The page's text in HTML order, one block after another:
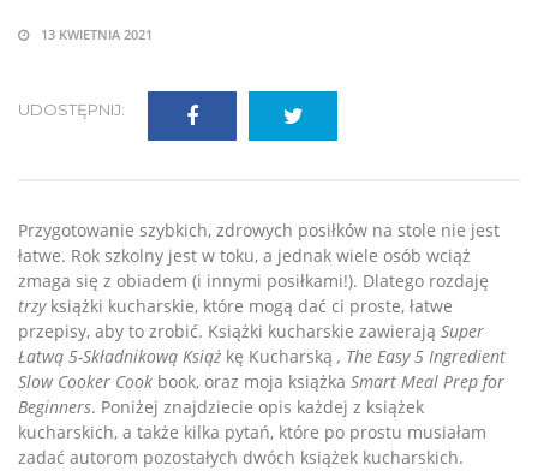
13 KWIETNIA 2021
UDOSTĘPNIJ:
Przygotowanie szybkich, zdrowych posiłków na stole nie jest
łatwe. Rok szkolny jest w toku, a jednak wiele osób wciąż
zmaga się z obiadem (i innymi posiłkami!). Dlatego rozdaję
trzyksiążki kucharskie, które mogą dać ci proste, łatwe
przepisy, aby to zrobić. Książki kucharskie zawierają Super
Łatwą 5-Składnikową Książ kę Kucharską , The Easy 5 Ingredient
Slow Cooker Cook book, oraz moja książka Smart Meal Prep for
Beginners. Poniżej znajdziecie opis każdej z książek
kucharskich, a także kilka pytań, które po prostu musiałam
zadać autorom pozostałych dwóch książek kucharskich.